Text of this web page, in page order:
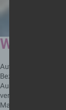
W.I.R.
Autismus als ein
Bezeichnung von
Maßnahmen.